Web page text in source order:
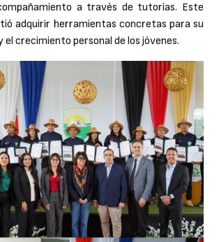
a través de tutorías. Este
adquirir herramientas concretas para su
el crecimiento personal de los jóvenes.